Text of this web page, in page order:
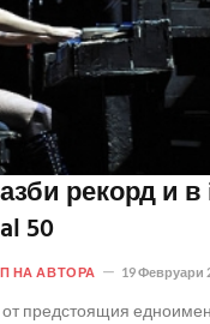
рекорд и в
50
НА АВТОРА 19 Февруари
предстоящия